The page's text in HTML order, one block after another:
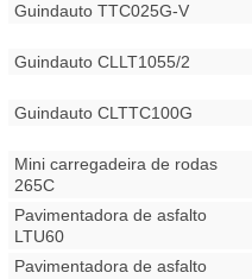
Guindauto TTC025G-V
Guindauto CLLT1055/2
Guindauto CLTTC100G
Mini carregadeira de rodas
265C
Pavimentadora de asfalto
LTU60
Pavimentadora de asfalto